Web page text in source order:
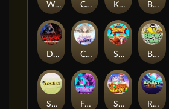
Warrior Ways Cursed Seas King Carrot Break Bones
Dark Summoning Cloud Princess Shaolin Master Book of Time
Stick'em Feel The Beat Snow Slingers Rocket Reels